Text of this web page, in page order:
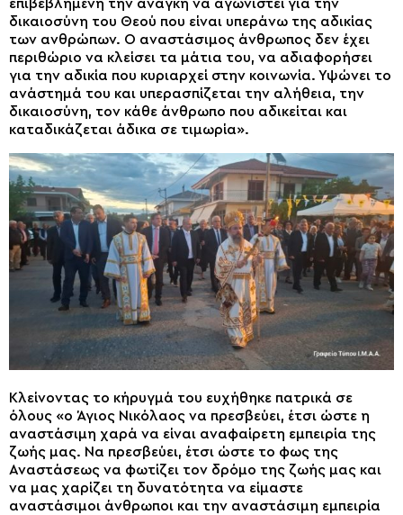
επιβεβλημένη την ανάγκη να αγωνιστεί για την
δικαιοσύνη του Θεού που είναι υπεράνω της αδικίας
των ανθρώπων. Ο αναστάσιμος άνθρωπος δεν έχει
περιθώριο να κλείσει τα μάτια του, να αδιαφορήσει
για την αδικία που κυριαρχεί στην κοινωνία. Υψώνει το
ανάστημά του και υπερασπίζεται την αλήθεια, την
δικαιοσύνη, τον κάθε άνθρωπο που αδικείται και
καταδικάζεται άδικα σε τιμωρία».
Κλείνοντας το κήρυγμά του ευχήθηκε πατρικά σε
όλους «ο Άγιος Νικόλαος να πρεσβεύει, έτσι ώστε η
αναστάσιμη χαρά να είναι αναφαίρετη εμπειρία της
ζωής μας. Να πρεσβεύει, έτσι ώστε το φως της
Αναστάσεως να φωτίζει τον δρόμο της ζωής μας και
να μας χαρίζει τη δυνατότητα να είμαστε
αναστάσιμοι άνθρωποι και την αναστάσιμη εμπειρία